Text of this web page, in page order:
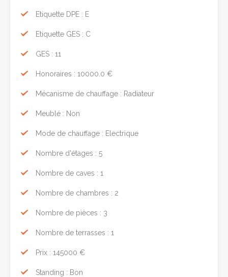
Etiquette DPE : E
Etiquette GES : C
GES : 11
Honoraires : 10000.0 €
Mécanisme de chauffage : Radiateur
Meublé : Non
Mode de chauffage : Electrique
Nombre d'étages : 5
Nombre de caves : 1
Nombre de chambres : 2
Nombre de pièces : 3
Nombre de terrasses : 1
Prix : 145000 €
Standing : Bon